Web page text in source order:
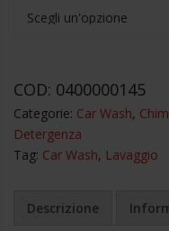
Shampoo
neutro
per
veicoli
quantità
COD: 0400000145
Categorie: Car Wash,
Detergenza
Tag: Car Wash, Lavaggio
Descrizione